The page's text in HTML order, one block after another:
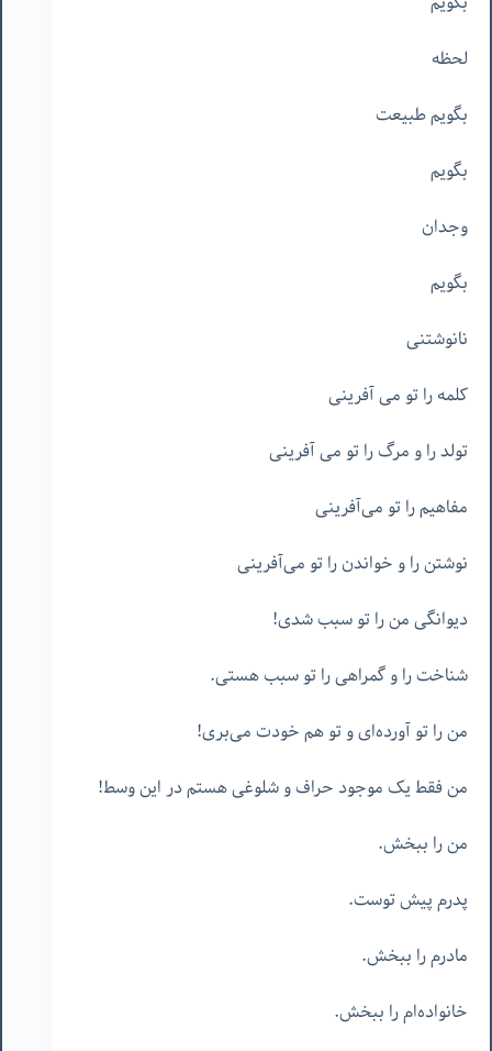
لحظه
بگویم طبیعت
بگویم
وجدان
بگویم
نانوشتنی
کلمه را تو می آفرینی
تولد را و مرگ را تو می آفرینی
مفاهیم را تو می‌آفرینی
نوشتن را و خواندن را تو می‌آفرینی
دیوانگی من را تو سبب شدی!
شناخت را و گمراهی را تو سبب هستی.
من را تو آورده‌ای و تو هم خودت می‌بری!
من فقط یک موجود حراف و شلوغی هستم در این وسط!
من را ببخش.
پدرم پیش توست.
مادرم را ببخش.
خانواده‌ام را ببخش.